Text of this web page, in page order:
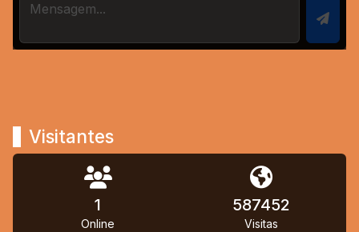
Visitantes
1
Online
587452
Visitas